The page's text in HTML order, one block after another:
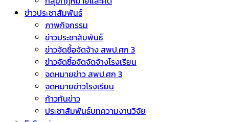
ข่าวประชาสัมพันธ์
ภาพกิจกรรม
ข่าวประชาสัมพันธ์
ข่าวจัดชื้อจัดจ้าง สพป.ศก 3
ข่าวจัดซื้อจัดจัดจ้างโรงเรียน
จดหมายข่าว สพป.ศก 3
จดหมายข่าวโรงเรียน
ก้าวทันข่าว
ประชาสัมพันธ์บทความงานวิจัย